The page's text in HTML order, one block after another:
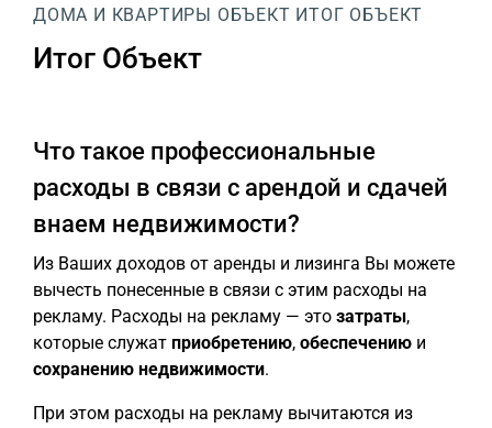
ДОМА И КВАРТИРЫ ОБЪЕКТ ИТОГ ОБЪЕКТ
Итог Объект
Что такое профессиональные
расходы в связи с арендой и сдачей
внаем недвижимости?
Из Ваших доходов от аренды и лизинга Вы можете
вычесть понесенные в связи с этим расходы на
рекламу. Расходы на рекламу — это затраты,
которые служат приобретению, обеспечению и
сохранению недвижимости.
При этом расходы на рекламу вычитаются из